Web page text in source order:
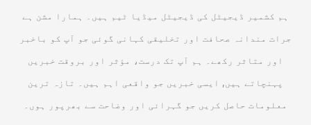
ہم کشمیر ڈیجیٹل کی ڈیجیٹل میڈیا ٹیم ہیں۔ ہمارا مشن ہے
جرات مندانہ صحافت اور تخلیقی کہانی گوئی جو آپ کو باخبر
اور متاثر رکھے۔ ہم آپ تک درست، مؤثر اور بروقت خبریں
پہنچاتے ہیں, ایسی خبریں جو واقعی اہم ہیں۔ تازہ ترین
معلومات حاصل کریں جو گہرائی اور وضاحت سے بھرپور ہوں۔